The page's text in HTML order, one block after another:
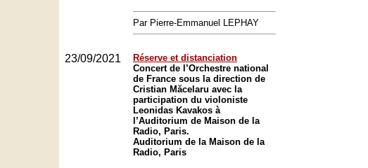
Par Pierre-Emmanuel LEPHAY
23/09/2021
Réserve et distanciation
Concert de l’Orchestre national
de France sous la direction de
Cristian Măcelaru avec la
participation du violoniste
Leonidas Kavakos à
l’Auditorium de Maison de la
Radio, Paris.
Auditorium de la Maison de la
Radio, Paris